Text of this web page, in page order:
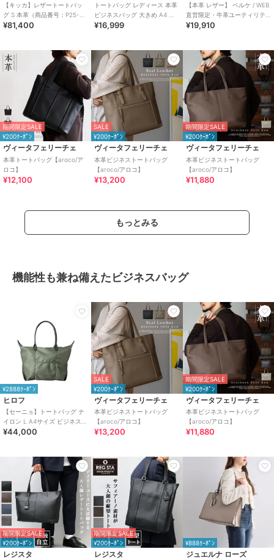
【キッカ】レザートートバッ
グ S 本革（商品番号：P25-
35662）
¥81,400
トートバッグ レディース 本革
ビジネスバッグ 大きめ A4 大
容量 軽量 おしゃれ
¥16,999
【本革 レザー】 ペルケ / WEB
直営限定・牛革ユーティリテ
ィA4・2wayトートバッグ
¥19,910
期間限定SALE
¥200ｸｰﾎﾟﾝ
ヴィータフェリーチェ
本革トートバッグ【aroco/ア
ロコ】
¥12,100
SALE
¥200ｸｰﾎﾟﾝ
ヴィータフェリーチェ
本革ビジネストートバッグ
【aroco/アロコ】
¥13,200
期間限定SALE
¥200ｸｰﾎﾟﾝ
ヴィータフェリーチェ
本革ビジネストートバッグ
【aroco/アロコ】
¥11,880
もっとみる
機能性も兼ね備えたビジネスバッグ
¥2888ｸｰﾎﾟﾝ
ヒロフ
【セーニョ】トートバッグ ナ
イロン L A4サイズ ビジネスバ
ッグ（商品番号：P25－
¥44,000
SALE
¥200ｸｰﾎﾟﾝ
ヴィータフェリーチェ
本革ビジネストートバッグ
【aroco/アロコ】
¥13,200
期間限定SALE
¥200ｸｰﾎﾟﾝ
ヴィータフェリーチェ
本革ビジネストートバッグ
【aroco/アロコ】
¥11,880
期間限定SALE
¥200ｸｰﾎﾟﾝ
レジスタ
期間限定SALE
¥200ｸｰﾎﾟﾝ
レジスタ
¥888ｸｰﾎﾟﾝ
ジュエルナ ローズ